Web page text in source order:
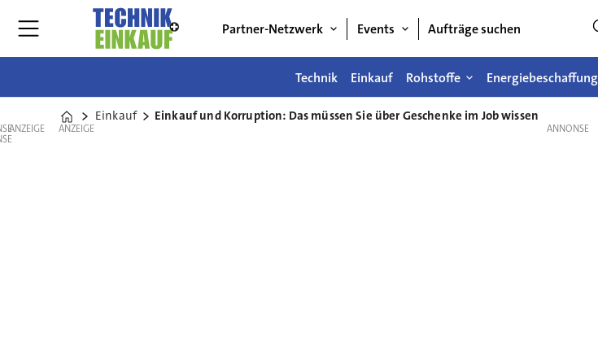
Partner-Netzwerk Events Aufträge suchen
Technik Einkauf Rohstoffe Energiebeschaffung
Home
Einkauf Einkauf und Korruption: Das müssen Sie über Geschenke im Job wissen
ANZEIGE ANZEIGE